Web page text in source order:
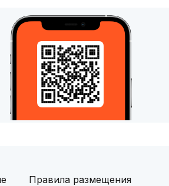
Правила размещения